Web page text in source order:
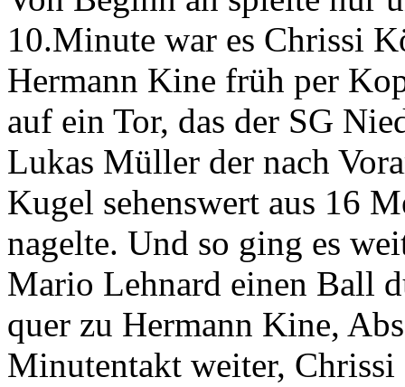
10.Minute war es Chrissi
Hermann Kine früh per
auf ein Tor, das der SG
Lukas Müller der nach
Kugel sehenswert aus 16
nagelte. Und so ging es
Mario Lehnard einen Ball
quer zu Hermann Kine,
Minutentakt weiter,